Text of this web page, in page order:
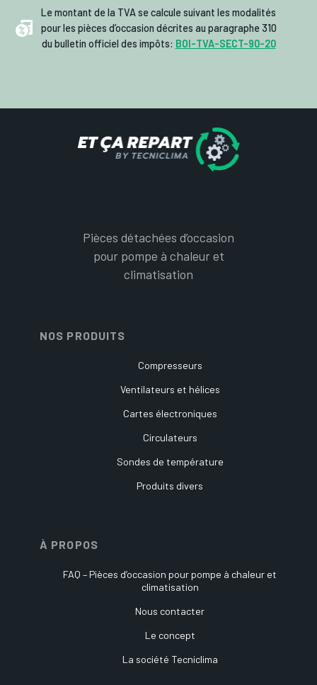
Le montant de la TVA se calcule suivant les modalités
pour les pièces d’occasion décrites au paragraphe 310
du bulletin officiel des impôts: BOI-TVA-SECT-90-20
Pièces détachées d’occasion
pour pompe à chaleur et
climatisation
NOS PRODUITS
Compresseurs
Ventilateurs et hélices
Cartes électroniques
Circulateurs
Sondes de température
Produits divers
À PROPOS
FAQ – Pièces d’occasion pour pompe à chaleur et
climatisation
Nous contacter
Le concept
La société Tecniclima